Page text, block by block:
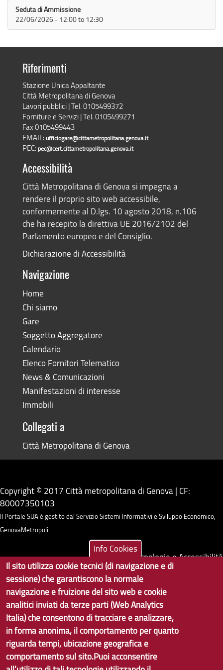
Seduta di Ammissione
22/06/2026 - 12:00to 12:30
Riferimenti
Stazione Unica Appaltante
Città Metropolitana di Genova
Lavori pubblici | Tel. 0105499372
Forniture e Servizi | Tel. 0105499271
Fax 0105499443
EMAIL:ufficiogare@cittametropolitana.genova.it
PEC:pec@cert.cittametropolitana.genova.it
Accessibilità
Città Metropolitana di Genova si impegna a
rendere il proprio sito web accessibile,
conformemente al D.lgs. 10 agosto 2018, n.106
che ha recepito la direttiva UE 2016/2102 del
Parlamento europeo e del Consiglio.
Dichiarazione di Accessibilità
Navigazione
Home
Chi siamo
Gare
Soggetto Aggregatore
Calendario
Elenco Fornitori Telematico
News & Comunicazioni
Manifestazioni di interesse
Immobili
Collegati a
Città Metropolitana di Genova
Copyright © 2017 Città metropolitana di Genova | CF:
80007350103
Il Portale SUA è gestito dal Servizio Sistemi Informativi e Sviluppo Economico,
GenovaMetropoli
Tecnologie e Accessibilità
Contatti per il sito Web
Info Cookies
Il sito utilizza cookie tecnici (di navigazione e di
sessione) che garantiscono la normale
navigazione e fruizione del sito web e cookie
analitici inviati da terze parti (Web Analytics
Italia) che consentono di tracciare e analizzare,
in forma anonima, il comportamento per quanto
riguarda tempi, ubicazione geografica e
comportamento sul sito.Puoi acconsentire